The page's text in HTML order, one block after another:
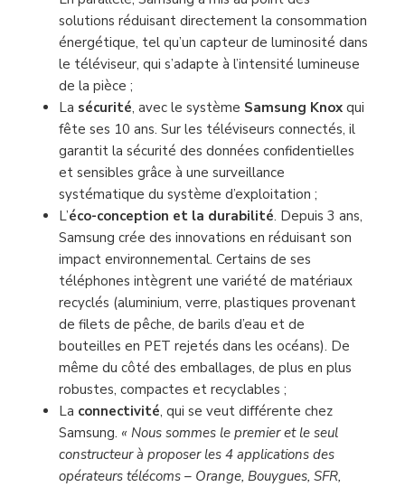
solutions réduisant directement la consommation
énergétique, tel qu’un capteur de luminosité dans
le téléviseur, qui s’adapte à l’intensité lumineuse
de la pièce ;
La sécurité, avec le système Samsung Knox qui
fête ses 10 ans. Sur les téléviseurs connectés, il
garantit la sécurité des données confidentielles
et sensibles grâce à une surveillance
systématique du système d’exploitation ;
L’éco-conception et la durabilité. Depuis 3 ans,
Samsung crée des innovations en réduisant son
impact environnemental. Certains de ses
téléphones intègrent une variété de matériaux
recyclés (aluminium, verre, plastiques provenant
de filets de pêche, de barils d’eau et de
bouteilles en PET rejetés dans les océans). De
même du côté des emballages, de plus en plus
robustes, compactes et recyclables ;
La connectivité, qui se veut différente chez
Samsung. « Nous sommes le premier et le seul
constructeur à proposer les 4 applications des
opérateurs télécoms – Orange, Bouygues, SFR,